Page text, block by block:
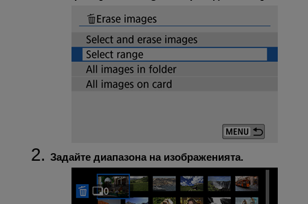
Задайте диапазона на изображенията.